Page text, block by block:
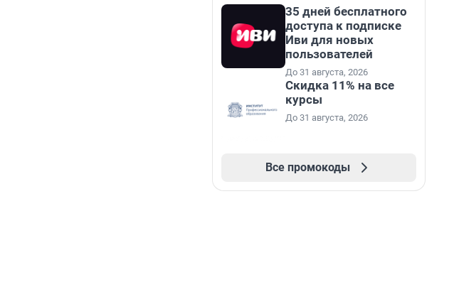
35 дней бесплатного
доступа к подписке
Иви для новых
пользователей
До 31 августа, 2026
Скидка 11% на все
курсы
До 31 августа, 2026
Все промокоды